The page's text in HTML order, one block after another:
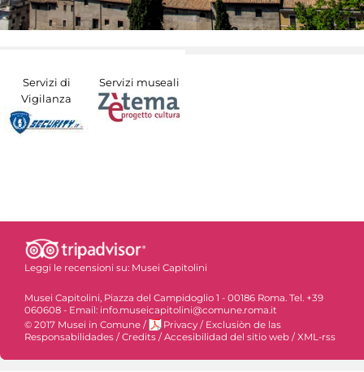
Servizi di
Vigilanza
Servizi museali
Leggi le recensioni su: Musei Capitolini
Musei Capitolini, Piazza del Campidoglio 1 - 00186 Roma. Tel. +39
060608 - Email: info.museicapitolini@comune.roma.it
© 2017 Musei in Comune / Privacy / Exclusiòn de las
Responsabilidades /Credits /Accesibilidad del sitio web /XML-rss